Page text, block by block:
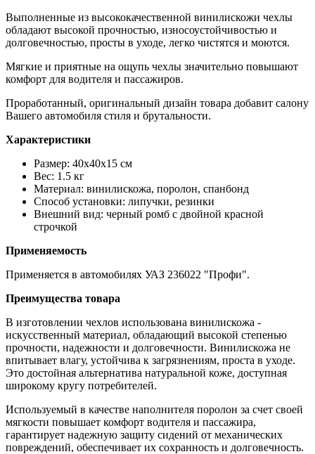
Выполненные из высококачественной винилискожи чехлы
обладают высокой прочностью, износоустойчивостью и
долговечностью, просты в уходе, легко чистятся и моются.
Мягкие и приятные на ощупь чехлы значительно повышают
комфорт для водителя и пассажиров.
Проработанный, оригинальный дизайн товара добавит салону
Вашего автомобиля стиля и брутальности.
Характеристики
Размер: 40х40х15 см
Вес: 1.5 кг
Материал: винилискожа, поролон, спанбонд
Способ установки: липучки, резинки
Внешний вид: черный ромб с двойной красной
строчкой
Применяемость
Применяется в автомобилях УАЗ 236022 "Профи".
Преимущества товара
В изготовлении чехлов использована винилискожа -
искусственный материал, обладающий высокой степенью
прочности, надежности и долговечности. Винилискожа не
впитывает влагу, устойчива к загрязнениям, проста в уходе.
Это достойная альтернатива натуральной коже, доступная
широкому кругу потребителей.
Используемый в качестве наполнителя поролон за счет своей
мягкости повышает комфорт водителя и пассажира,
гарантирует надежную защиту сидений от механических
повреждений, обеспечивает их сохранность и долговечность.